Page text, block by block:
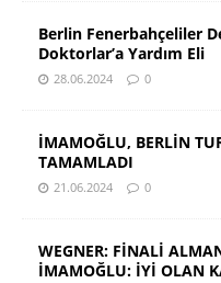
Berlin Fenerbahçeliler
Doktorlar’a Yardım Eli
28.06.2024 0
İMAMOĞLU, BERLİN
TAMAMLADI
21.06.2024 0
WEGNER: FİNALİ
İMAMOĞLU: İYİ OLAN